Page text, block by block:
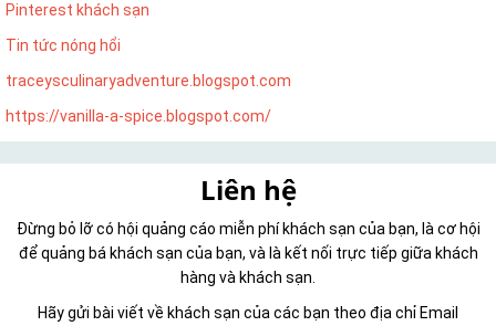
Pinterest khách sạn
Tin tức nóng hổi
traceysculinaryadventure.blogspot.com
https://vanilla-a-spice.blogspot.com/
Liên hệ
Đừng bỏ lỡ có hội quảng cáo miễn phí khách sạn của bạn, là cơ hội
để quảng bá khách sạn của bạn, và là kết nối trực tiếp giữa khách
hàng và khách sạn.
Hãy gửi bài viết về khách sạn của các bạn theo địa chỉ Email